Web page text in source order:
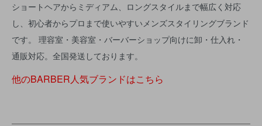
ショートヘアからミディアム、ロングスタイルまで幅広く対応
し、初心者からプロまで使いやすいメンズスタイリングブランド
です。 理容室・美容室・バーバーショップ向けに卸・仕入れ・
通販対応。全国発送しております。
他のBARBER人気ブランドはこちら